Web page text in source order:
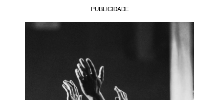
PUBLICIDADE